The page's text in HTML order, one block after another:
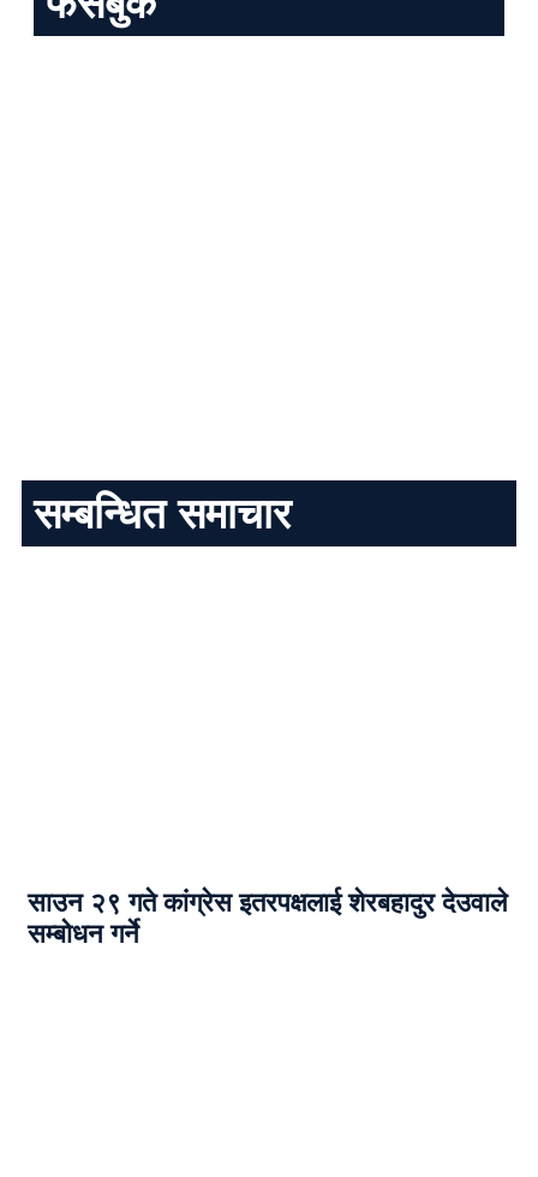
सम्बन्धित समाचार
साउन २९ गते कांग्रेस इतरपक्षलाई शेरबहादुर देउवाले
सम्बोधन गर्ने